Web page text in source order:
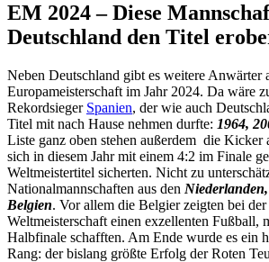
EM 2024 – Diese
Deutschland den Titel
Neben Deutschland gibt es weitere Anwärter
Europameisterschaft im Jahr 2024. Da wäre
Rekordsieger Spanien, der wie auch
Titel mit nach Hause nehmen durfte: 1964,
Liste ganz oben stehen außerdem die Kicker
sich in diesem Jahr mit einem 4:2 im Finale
Weltmeistertitel sicherten. Nicht zu
Nationalmannschaften aus den
Belgien. Vor allem die Belgier zeigten bei
Weltmeisterschaft einen exzellenten Fußball,
Halbfinale schafften. Am Ende wurde es ein
Rang: der bislang größte Erfolg der Roten